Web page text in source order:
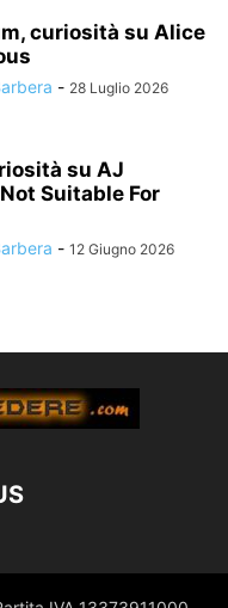
curiosità su Alice
- 28 Luglio 2026
su AJ
Suitable For
- 12 Giugno 2026